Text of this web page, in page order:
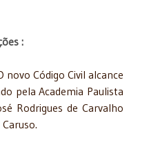
:
novo Código Civil alcance
pela Academia Paulista
Rodrigues de Carvalho